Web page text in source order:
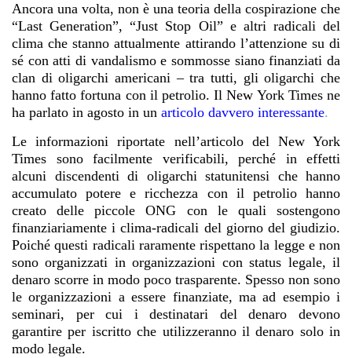
Ancora una volta, non è una teoria della cospirazione che
“Last Generation”, “Just Stop Oil” e altri radicali del
clima che stanno attualmente attirando l’attenzione su di
sé con atti di vandalismo e sommosse siano finanziati da
clan di oligarchi americani – tra tutti, gli oligarchi che
hanno fatto fortuna con il petrolio. Il New York Times ne
ha parlato in agosto in un articolo davvero interessante.
Le informazioni riportate nell’articolo del New York
Times sono facilmente verificabili, perché in effetti
alcuni discendenti di oligarchi statunitensi che hanno
accumulato potere e ricchezza con il petrolio hanno
creato delle piccole ONG con le quali sostengono
finanziariamente i clima-radicali del giorno del giudizio.
Poiché questi radicali raramente rispettano la legge e non
sono organizzati in organizzazioni con status legale, il
denaro scorre in modo poco trasparente. Spesso non sono
le organizzazioni a essere finanziate, ma ad esempio i
seminari, per cui i destinatari del denaro devono
garantire per iscritto che utilizzeranno il denaro solo in
modo legale.